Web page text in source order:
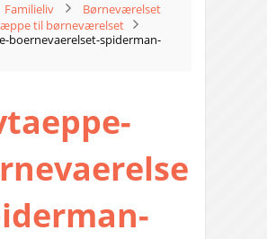
Familieliv
Børneværelset
til børneværelset
boernevaerelset-spiderman-